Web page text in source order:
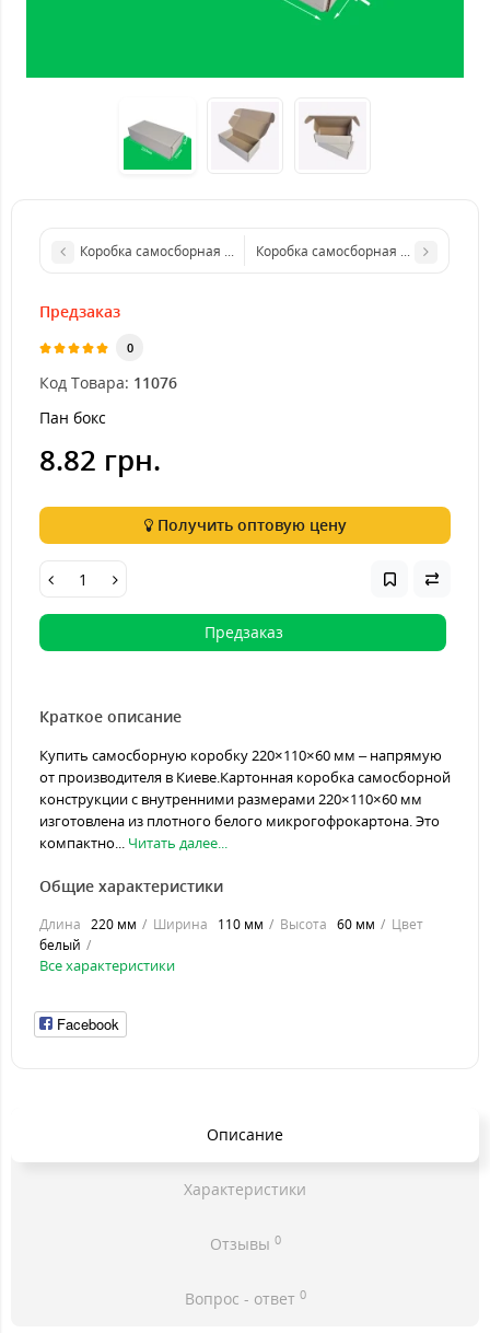
Коробка самосборная 77*77*15 мм белая. GFR
Коробка самосборная 500*500*80
Предзаказ
0
Код Товара: 11076
Пан бокс
8.82 грн.
Получить оптовую цену
Предзаказ
Краткое описание
Купить самосборную коробку 220×110×60 мм – напрямую
от производителя в Киеве.Картонная коробка самосборной
конструкции с внутренними размерами 220×110×60 мм
изготовлена из плотного белого микрогофрокартона. Это
компактно... Читать далее...
Общие характеристики
Длина 220 мм Ширина 110 мм Высота 60 мм
Цвет
белый
Все характеристики
Facebook
Описание
Характеристики
Отзывы 0
Вопрос - ответ 0